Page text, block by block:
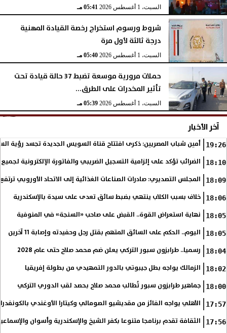
السبت، 1 أغسطس 2026 05:41 مـ
شروط ورسوم استخراج رخصة القيادة المهنية
درجة ثالثة لأول مرة
السبت، 1 أغسطس 2026 05:40 مـ
حملات مرورية موسعة تضبط 37 حالة قيادة تحت
تأثير المخدرات على الطرق...
السبت، 1 أغسطس 2026 05:39 مـ
آخر الأخبار
19:26 أمين شباب المصريين: ذكرى افتتاح قناة السويس الجديدة تجسد رؤية
18:10 الضرائب تؤكد على إلزامية التسجيل الضريبي والفاتورة الإلكترونية
18:09 المجلس التصديري: صادرات الصناعات الغذائية إلى الاتحاد الأوروبي ترتفع 15.4% خلال النصف الأول من
18:06 خلاف بسبب الكلاب ينتهي بضبط سائق تعدى على سيدة بالإسكندرية
18:05 نهاية استعراض القوة.. القبض على صاحب «السنجة» في المنوفية
18:05 اليوم.. الحكم على السائق المتهم بقتل رجل وحفيدته وإصابة 11 آخرين
18:04 رسميا.. طرابزون سبور التركي يعلن ضم محمد صلاح حتى عام 2028
18:02 الزمالك يواجه بطل جيبوتي بالدور التمهيدي من بطولة إفريقيا
18:00 جماهير طرابزون سبور تُطالب محمد صلاح بحصد لقب الدوري التركي
17:57 الأهلي يواجه الفائز من مقديشيو الصومالي وكيتارا الأوغندي
17:56 الثقافة تقدم برنامجا متنوعا بكفر الشيخ والإسكندرية وأسوان